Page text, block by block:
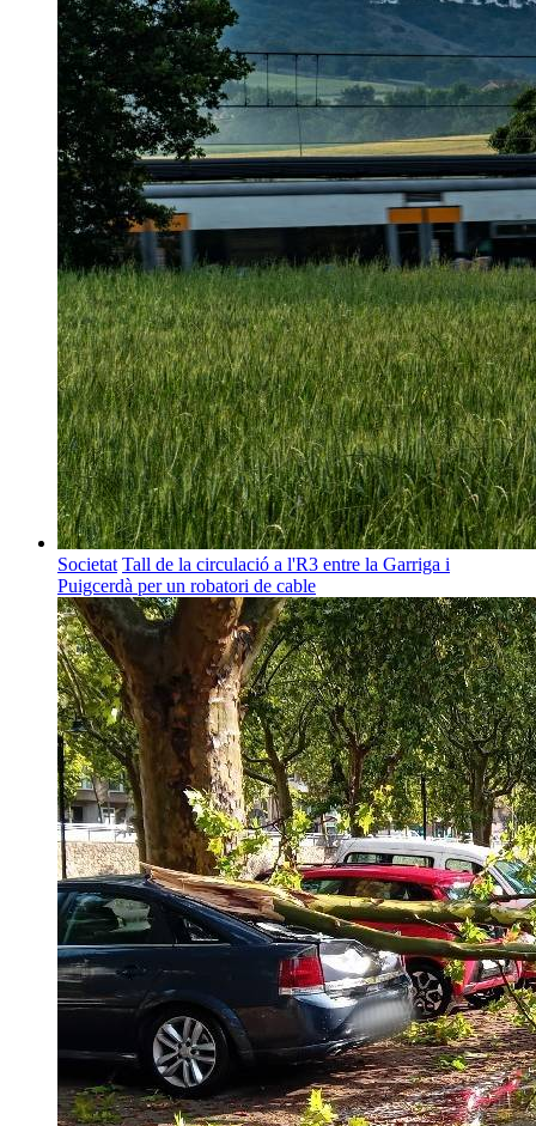
Societat Tall de la circulació a l'R3 entre la Garriga i
Puigcerdà per un robatori de cable